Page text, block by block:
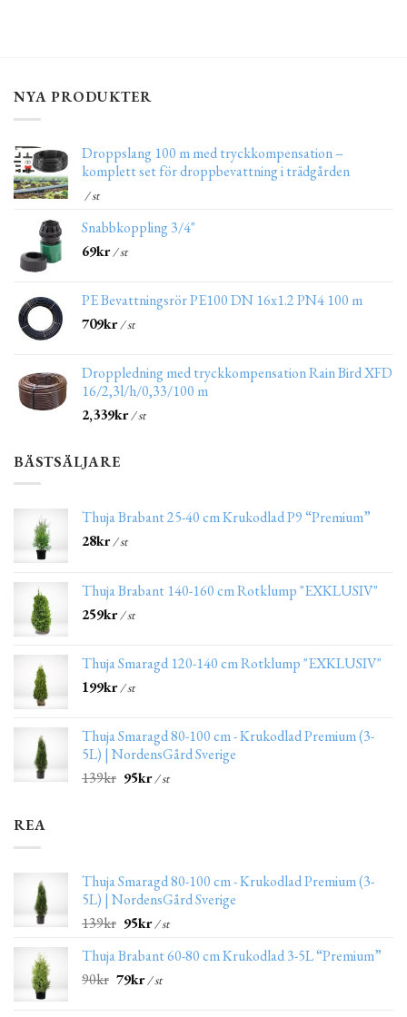
NYA PRODUKTER
Droppslang 100 m med tryckkompensation –
komplett set för droppbevattning i trädgården
/ st
Snabbkoppling 3/4"
69kr/ st
PE Bevattningsrör PE100 DN 16x1.2 PN4 100 m
709kr/ st
Droppledning med tryckkompensation Rain Bird XFD
16/2,3l/h/0,33/100 m
2,339kr/ st
BÄSTSÄLJARE
Thuja Brabant 25-40 cm Krukodlad P9 “Premium”
28kr/ st
Thuja Brabant 140-160 cm Rotklump "EXKLUSIV"
259kr/ st
Thuja Smaragd 120-140 cm Rotklump "EXKLUSIV"
199kr/ st
Thuja Smaragd 80-100 cm - Krukodlad Premium (3-
5L) | NordensGård Sverige
139kr 95kr/ st
REA
Thuja Smaragd 80-100 cm - Krukodlad Premium (3-
5L) | NordensGård Sverige
139kr 95kr/ st
Thuja Brabant 60-80 cm Krukodlad 3-5L “Premium”
90kr 79kr/ st